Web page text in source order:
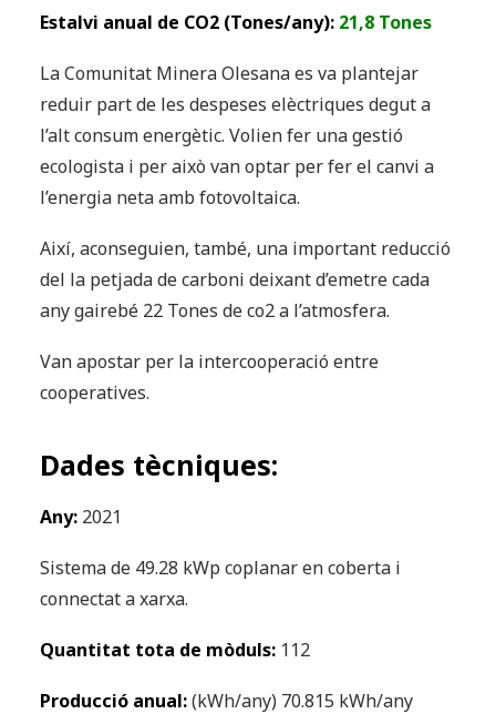
Estalvi anual de CO2 (Tones/any): 21,8 Tones
La Comunitat Minera Olesana es va plantejar
reduir part de les despeses elèctriques degut a
l’alt consum energètic. Volien fer una gestió
ecologista i per això van optar per fer el canvi a
l’energia neta amb fotovoltaica.
Així, aconseguien, també, una important reducció
del la petjada de carboni deixant d’emetre cada
any gairebé 22 Tones de co2 a l’atmosfera.
Van apostar per la intercooperació entre
cooperatives.
Dades tècniques:
Any: 2021
Sistema de 49.28 kWp coplanar en coberta i
connectat a xarxa.
Quantitat tota de mòduls: 112
Producció anual:(kWh/any) 70.815 kWh/any